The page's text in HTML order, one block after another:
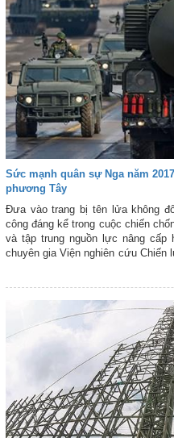
Sức mạnh quân sự Nga năm
phương Tây
Đưa vào trang bị tên lửa không
công đáng kể trong cuộc chiến
và tập trung nguồn lực nâng cấp
chuyên gia Viện nghiên cứu